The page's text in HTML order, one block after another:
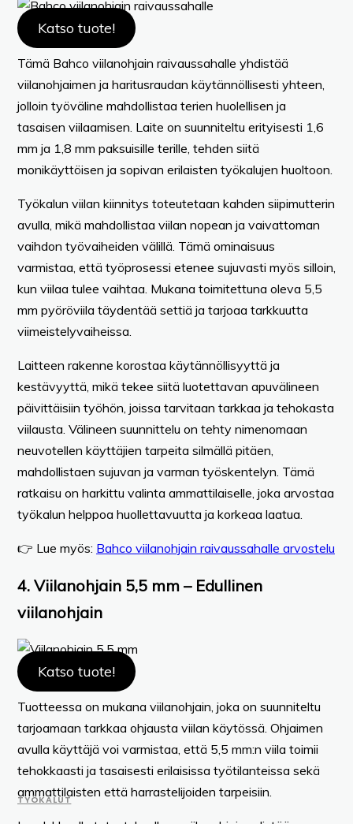
TYÖKALUT
Katso tuote!
Tämä Bahco viilanohjain raivaussahalle yhdistää
viilanohjaimen ja haritusraudan käytännöllisesti yhteen,
jolloin työväline mahdollistaa terien huolellisen ja
tasaisen viilaamisen. Laite on suunniteltu erityisesti 1,6
mm ja 1,8 mm paksuisille terille, tehden siitä
monikäyttöisen ja sopivan erilaisten työkalujen huoltoon.
Työkalun viilan kiinnitys toteutetaan kahden siipimutterin
avulla, mikä mahdollistaa viilan nopean ja vaivattoman
vaihdon työvaiheiden välillä. Tämä ominaisuus
varmistaa, että työprosessi etenee sujuvasti myös silloin,
kun viilaa tulee vaihtaa. Mukana toimitettuna oleva 5,5
mm pyöröviila täydentää settiä ja tarjoaa tarkkuutta
viimeistelyvaiheissa.
Laitteen rakenne korostaa käytännöllisyyttä ja
kestävyyttä, mikä tekee siitä luotettavan apuvälineen
päivittäisiin työhön, joissa tarvitaan tarkkaa ja tehokasta
viilausta. Välineen suunnittelu on tehty nimenomaan
neuvotellen käyttäjien tarpeita silmällä pitäen,
mahdollistaen sujuvan ja varman työskentelyn. Tämä
ratkaisu on harkittu valinta ammattilaiselle, joka arvostaa
työkalun helppoa huollettavuutta ja korkeaa laatua.
👉 Lue myös: Bahco viilanohjain raivaussahalle arvostelu
4. Viilanohjain 5,5 mm – Edullinen
viilanohjain
Katso tuote!
Tuotteessa on mukana viilanohjain, joka on suunniteltu
tarjoamaan tarkkaa ohjausta viilan käytössä. Ohjaimen
avulla käyttäjä voi varmistaa, että 5,5 mm:n viila toimii
tehokkaasti ja tasaisesti erilaisissa työtilanteissa sekä
ammattilaisten että harrastelijoiden tarpeisiin.